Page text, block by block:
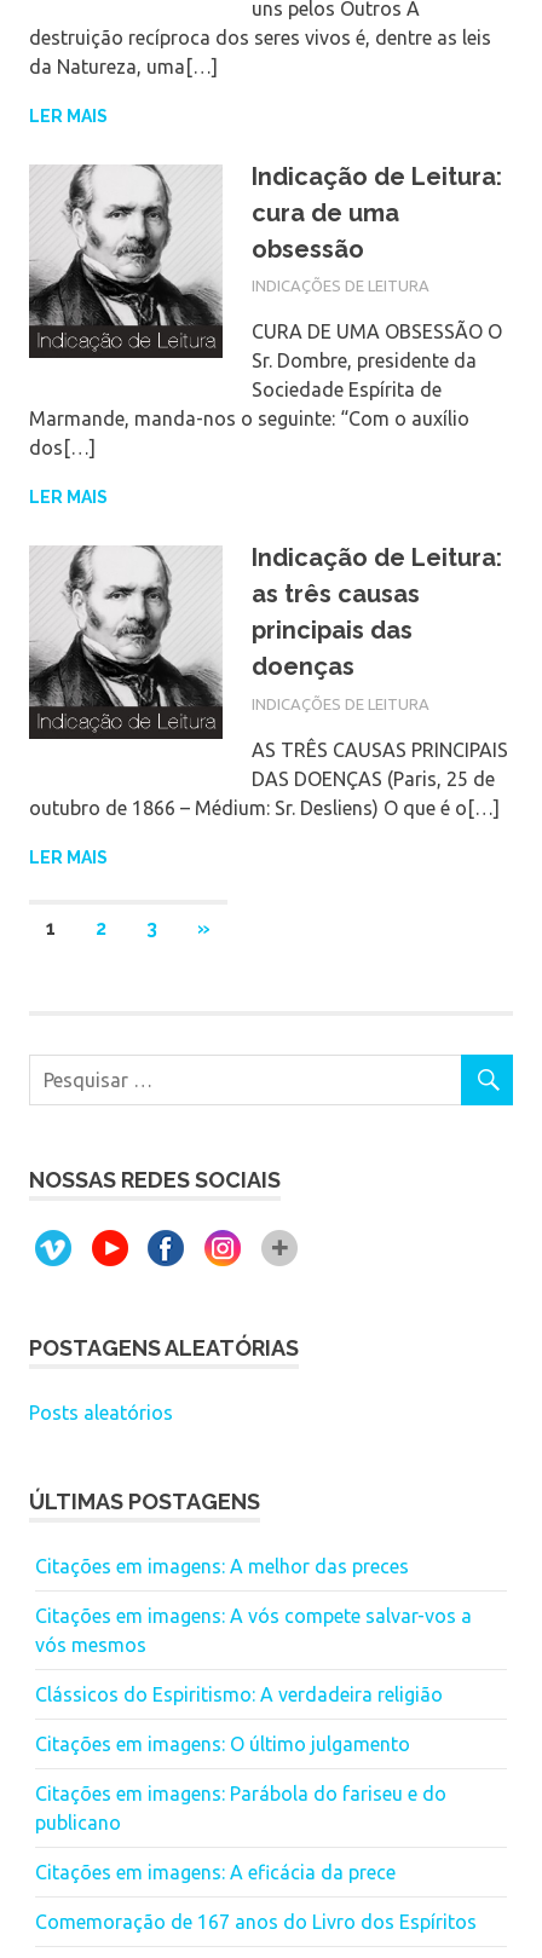
uns pelos Outros A
destruição recíproca dos seres vivos é, dentre as leis
da Natureza, uma[…]
LER MAIS
Indicação de Leitura:
cura de uma
obsessão
INDICAÇÕES DE LEITURA
CURA DE UMA OBSESSÃO O
Sr. Dombre, presidente da
Sociedade Espírita de
Marmande, manda-nos o seguinte: “Com o auxílio
dos[…]
LER MAIS
Indicação de Leitura:
as três causas
principais das
doenças
INDICAÇÕES DE LEITURA
AS TRÊS CAUSAS PRINCIPAIS
DAS DOENÇAS (Paris, 25 de
outubro de 1866 – Médium: Sr. Desliens) O que é o[…]
LER MAIS
1 2 3
NEXT
»
NOSSAS REDES SOCIAIS
POSTAGENS ALEATÓRIAS
Posts aleatórios
ÚLTIMAS POSTAGENS
Citações em imagens: A melhor das preces
Citações em imagens: A vós compete salvar-vos a
vós mesmos
Clássicos do Espiritismo: A verdadeira religião
Citações em imagens: O último julgamento
Citações em imagens: Parábola do fariseu e do
publicano
Citações em imagens: A eficácia da prece
Comemoração de 167 anos do Livro dos Espíritos